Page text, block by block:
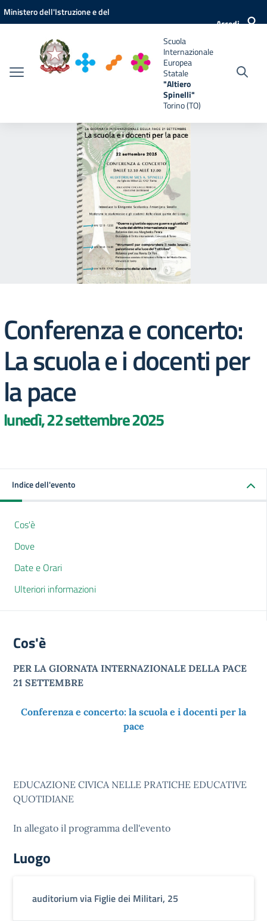
Vai ai contenuti
Vai al menu di navigazione
Vai al footer
Ministero dell'Istruzione e del
Accedi
Scuola
Internazionale
Europea
Statale
"Altiero
Spinelli"
Torino (TO)
Conferenza e concerto:
La scuola e i docenti per
la pace
lunedì, 22 settembre 2025
Indice dell'evento
Cos'è
Dove
Date e Orari
Ulteriori informazioni
Cos'è
PER LA GIORNATA INTERNAZIONALE DELLA PACE
21 SETTEMBRE
Conferenza e concerto: la scuola e i docenti per la
pace
EDUCAZIONE CIVICA NELLE PRATICHE EDUCATIVE
QUOTIDIANE
In allegato il programma dell'evento
Luogo
auditorium via Figlie dei Militari, 25